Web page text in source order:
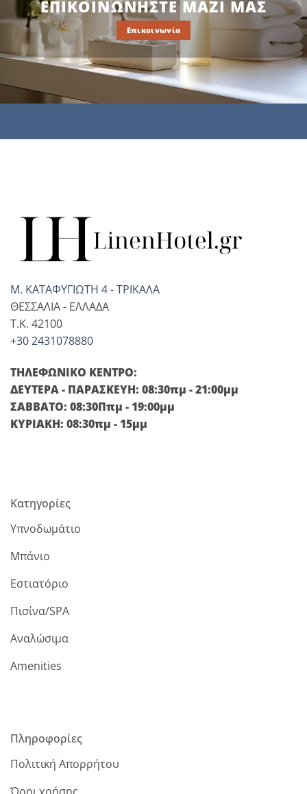
ΕΠΙΚΟΙΝΩΝΗΣΤΕ ΜΑΖΙ ΜΑΣ
Επικοινωνία
Μ. ΚΑΤΑΦΥΓΙΩΤΗ 4 - ΤΡΙΚΑΛΑ
ΘΕΣΣΑΛΙΑ - ΕΛΛΑΔΑ
T.K. 42100
+30 2431078880
ΤΗΛΕΦΩΝΙΚΟ ΚΕΝΤΡΟ:
ΔΕΥΤΕΡΑ - ΠΑΡΑΣΚΕΥΗ: 08:30πμ - 21:00μμ
ΣΑΒΒΑΤΟ: 08:30Ππμ - 19:00μμ
ΚΥΡΙΑΚΗ: 08:30πμ - 15μμ
Κατηγορίες
Υπνοδωμάτιο
Μπάνιο
Εστιατόριο
Πισίνα/SPA
Αναλώσιμα
Amenities
Πληροφορίες
Πολιτική Απορρήτου